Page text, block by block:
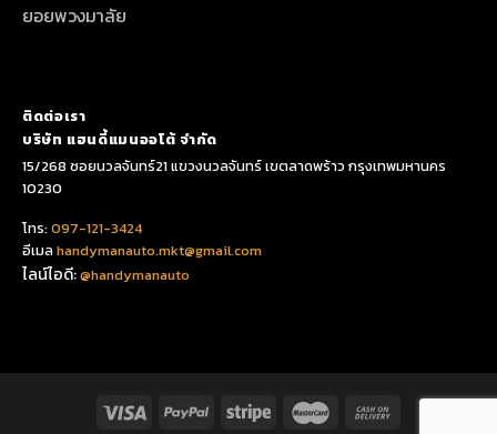
ยอยพวงมาลัย
ติดต่อเรา
บริษัท แฮนดี้แมนออโต้ จำกัด
15/268 ซอยนวลจันทร์21 แขวงนวลจันทร์ เขตลาดพร้าว กรุงเทพมหานคร
10230
โทร:097-121-3424
อีเมลhandymanauto.mkt@gmail.com
ไลน์ไอดี:@handymanauto